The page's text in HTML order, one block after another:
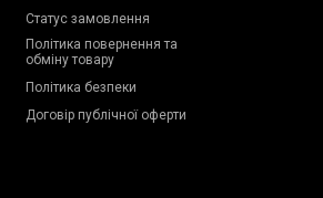
Статус замовлення
Політика повернення та
обміну товару
Політика безпеки
Договір публічної оферти